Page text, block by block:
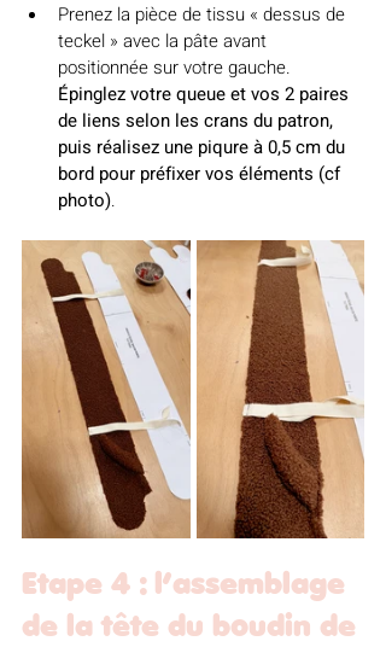
Prenez la pièce de tissu « dessus de
teckel » avec la pâte avant
positionnée sur votre gauche.
Épinglez votre queue et vos 2 paires
de liens selon les crans du patron,
puis réalisez une piqure à 0,5 cm du
bord pour préfixer vos éléments (cf
photo). ­­
Etape 4 : l’assemblage
de la tête du boudin de